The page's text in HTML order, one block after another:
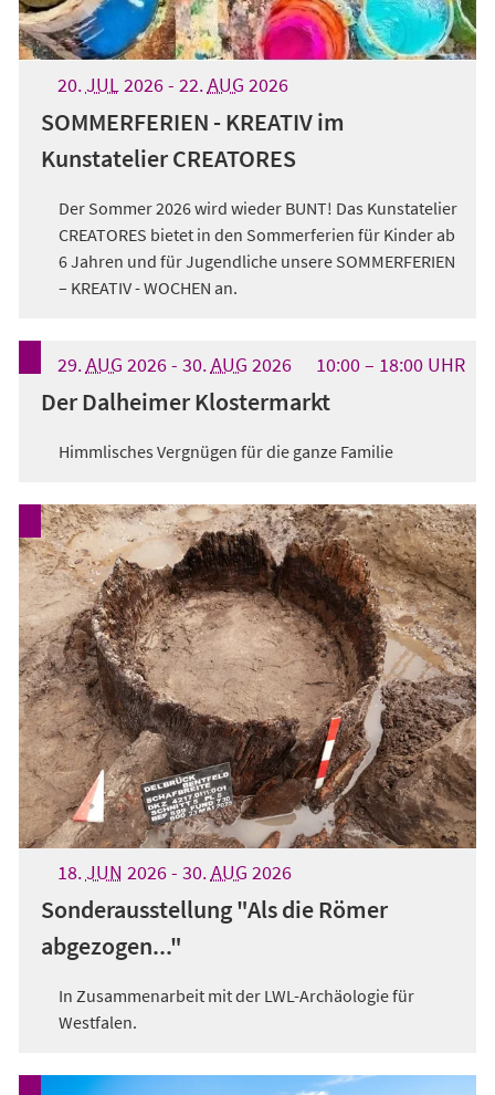
20.JUL2026- 22.AUG 2026
SOMMERFERIEN - KREATIV im
Kunstatelier CREATORES
Der Sommer 2026 wird wieder BUNT! Das Kunstatelier
CREATORES bietet in den Sommerferien für Kinder ab
6 Jahren und für Jugendliche unsere SOMMERFERIEN
– KREATIV - WOCHEN an.
29.AUG 2026- 30.AUG 2026 10:00 18:00UHR
Der Dalheimer Klostermarkt
Himmlisches Vergnügen für die ganze Familie
18.JUN 2026- 30.AUG 2026
Sonderausstellung "Als die Römer
abgezogen..."
In Zusammenarbeit mit der LWL-Archäologie für
Westfalen.